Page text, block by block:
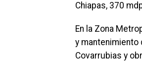
Chiapas, 370
En la Zona
y mantenimiento
Covarrubias y